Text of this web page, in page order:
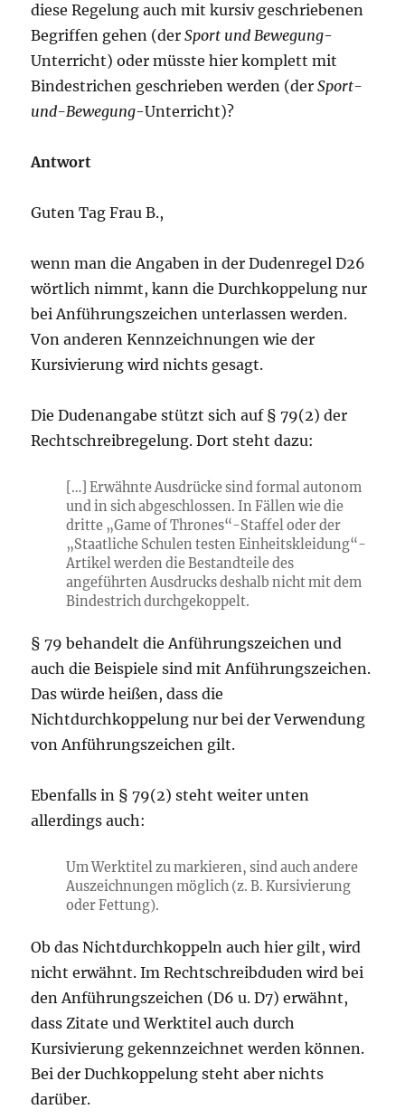
diese Regelung auch mit kursiv geschriebenen
Begriffen gehen (derSport und Bewegung-
Unterricht) oder müsste hier komplett mit
Bindestrichen geschrieben werden (derSport-
und-Bewegung-Unterricht)?
Antwort
Guten Tag Frau B.,
wenn man die Angaben in der Dudenregel D26
wörtlich nimmt, kann die Durchkoppelung nur
bei Anführungszeichen unterlassen werden.
Von anderen Kennzeichnungen wie der
Kursivierung wird nichts gesagt.
Die Dudenangabe stützt sich auf § 79(2) der
Rechtschreibregelung. Dort steht dazu:
[…] Erwähnte Ausdrücke sind formal autonom
und in sich abgeschlossen. In Fällen wie die
dritte „Game of Thrones“-Staffel oder der
„Staatliche Schulen testen Einheitskleidung“-
Artikel werden die Bestandteile des
angeführten Ausdrucks deshalb nicht mit dem
Bindestrich durchgekoppelt.
§ 79 behandelt die Anführungszeichen und
auch die Beispiele sind mit Anführungszeichen.
Das würde heißen, dass die
Nichtdurchkoppelung nur bei der Verwendung
von Anführungszeichen gilt.
Ebenfalls in § 79(2) steht weiter unten
allerdings auch:
Um Werktitel zu markieren, sind auch andere
Auszeichnungen möglich (z. B. Kursivierung
oder Fettung).
Ob das Nichtdurchkoppeln auch hier gilt, wird
nicht erwähnt. Im Rechtschreibduden wird bei
den Anführungszeichen (D6 u. D7) erwähnt,
dass Zitate und Werktitel auch durch
Kursivierung gekennzeichnet werden können.
Bei der Duchkoppelung steht aber nichts
darüber.